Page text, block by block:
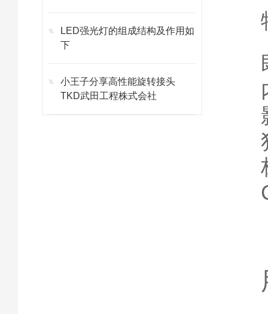
LED强光灯的组成结构及作用如
下
小王子分享高性能旋转接头
TKD武田工程株式会社